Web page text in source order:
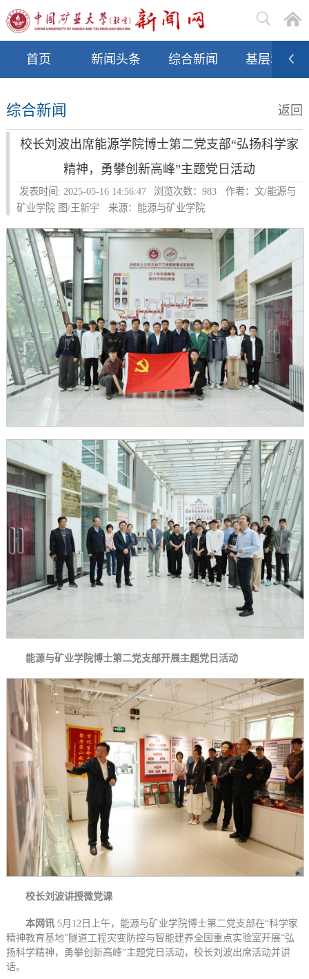
首页 新闻头条 综合新闻 基层动态
综合新闻 返回
校长刘波出席能源学院博士第二党支部“弘扬科学家
精神，勇攀创新高峰”主题党日活动
发表时间: 2025-05-16 14:56:47 浏览次数： 983
作者：文/能源与
矿业学院 图/王新宇
来源：能源与矿业学院
能源与矿业学院博士第二党支部开展主题党日活动
校长刘波讲授微党课
本网讯5月12日上午，能源与矿业学院博士第二党支部在“科学家
精神教育基地”隧道工程灾变防控与智能建养全国重点实验室开展“弘
扬科学精神，勇攀创新高峰”主题党日活动，校长刘波出席活动并讲
话。